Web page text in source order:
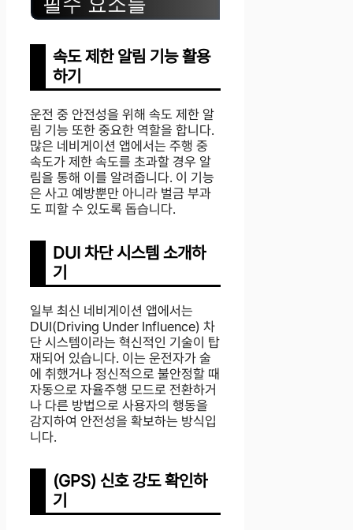
속도 제한 알림 기능 활용
하기
운전 중 안전성을 위해 속도 제한 알
림 기능 또한 중요한 역할을 합니다.
많은 네비게이션 앱에서는 주행 중
속도가 제한 속도를 초과할 경우 알
림을 통해 이를 알려줍니다. 이 기능
은 사고 예방뿐만 아니라 벌금 부과
도 피할 수 있도록 돕습니다.
DUI 차단 시스템 소개하
기
일부 최신 네비게이션 앱에서는
DUI(Driving Under Influence) 차
단 시스템이라는 혁신적인 기술이 탑
재되어 있습니다. 이는 운전자가 술
에 취했거나 정신적으로 불안정할 때
자동으로 자율주행 모드로 전환하거
나 다른 방법으로 사용자의 행동을
감지하여 안전성을 확보하는 방식입
니다.
(GPS) 신호 강도 확인하
기